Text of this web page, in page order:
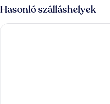
Hasonló szálláshelyek
Hotel Goldried